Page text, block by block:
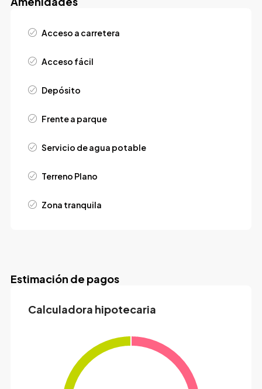
Acceso a carretera
Acceso fácil
Depósito
Frente a parque
Servicio de agua potable
Terreno Plano
Zona tranquila
Estimación de pagos
Calculadora hipotecaria